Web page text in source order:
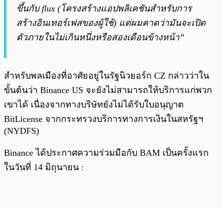
ขึ้นกับ flux (โครงสร้างแอปพลิเคชันสำหรับการ
สร้างอินเทอร์เฟสของผู้ใช้) แต่ผมคาดว่ามันจะเปิด
ตัวภายในไม่เกินหนึ่งหรือสองเดือนข้างหน้า”
สำหรับพลเมืองที่อาศัยอยู่ในรัฐนิวยอร์ก CZ กล่าวว่าใน
ขั้นต้นว่า Binance US จะยังไม่สามารถให้บริการแก่พวก
เขาได้ เนื่องจากทางบริษัทยังไม่ได้รับใบอนุญาต
BitLicense จากกระทรวงบริการทางการเงินในสหรัฐฯ
(NYDFS)
Binance ได้ประกาศความร่วมมือกับ BAM เป็นครั้งแรก
ในวันที่ 14 มิถุนายน :